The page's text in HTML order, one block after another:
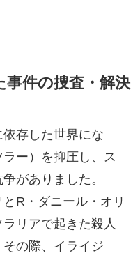
事件の捜査・解決
存した世界にな
ー）を抑圧し、ス
がありました。
R・ダニール・オリ
リアで起きた殺人
の際、イライジ